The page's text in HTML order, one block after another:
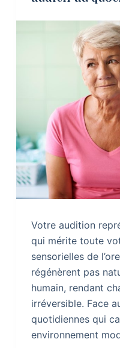
Votre audition
qui mérite toute
sensorielles de
régénèrent pas
humain, rendant
irréversible. Face
quotidiennes qui
environnement